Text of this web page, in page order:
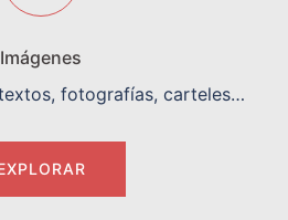
Imágenes
fotografías, carteles…